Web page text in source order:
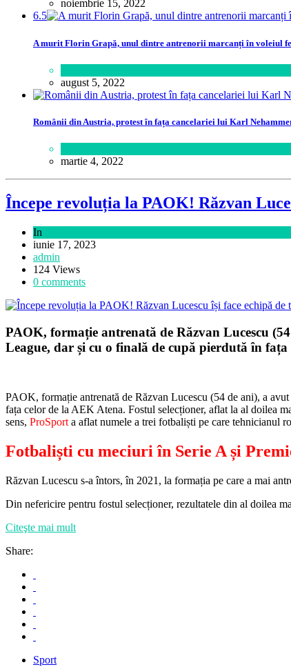
noiembrie 15, 2022
6.5
A murit Florin Grapă, unul dintre antrenorii marcanți în voleiul
august 5, 2022
Românii din Austria, protest în fața cancelariei lui Karl
martie 4, 2022
Începe revoluția la PAOK! Răzvan
In
iunie 17, 2023
admin
124 Views
0 comments
PAOK, formație antrenată de Răzvan Lucescu
League, dar și cu o finală de cupă pierdută în
PAOK, formație antrenată de Răzvan Lucescu (54 de ani), a
fața celor de la AEK Atena. Fostul selecționer, aflat la al doilea
sens, ProSporta aflat numele a trei fotbaliști pe care tehnicianul
Fotbaliști cu meciuri în Serie A și
Răzvan Lucescu s-a întors, în 2021, la formația pe care a mai
Din nefericire pentru fostul selecționer, rezultatele din al doilea
Citeşte mai mult
Share:
Sport